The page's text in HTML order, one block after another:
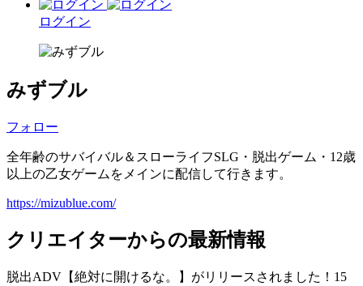
ログイン
みずブル
フォロー
全年齢のサバイバル＆スローライフSLG・脱出ゲーム・12歳
以上の乙女ゲームをメインに配信して行きます。
https://mizublue.com/
クリエイターからの最新情報
脱出ADV【絶対に開けるな。】がリリースされました！15